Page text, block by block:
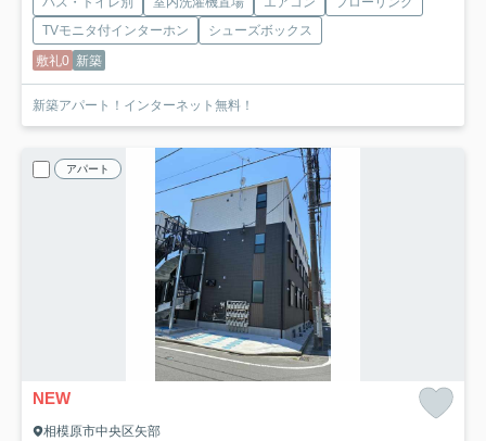
TVモニタ付インターホン
シューズボックス
敷礼0 新築
新築アパート！インターネット無料！
アパート
NEW
相模原市中央区矢部